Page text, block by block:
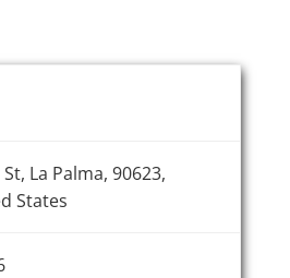
La Palma, 90623,
States